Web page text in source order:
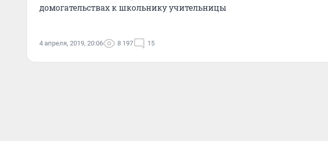
домогательствах к школьнику учительницы
4 апреля, 2019, 20:06 8 197 15